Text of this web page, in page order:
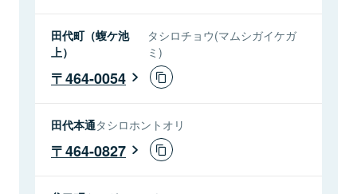
田代町（蝮ケ池
上）
タシロチョウ(マムシガイケガ
ミ)
464-0054
田代本通タシロホントオリ
464-0827